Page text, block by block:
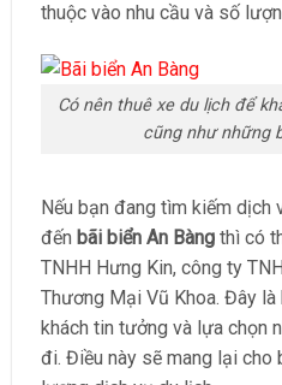
thuộc vào nhu cầu và số
Có nên thuê xe du lịch để
cũng như những
Nếu bạn đang tìm kiếm dịch
đến bãi biển An Bàngthì có
TNHH Hưng Kin, công ty
Thương Mại Vũ Khoa. Đây là
khách tin tưởng và lựa chọn
đi. Điều này sẽ mang lại cho